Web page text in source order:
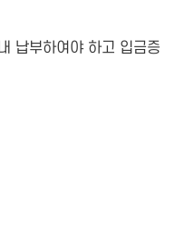
납부하여야 하고 입금증